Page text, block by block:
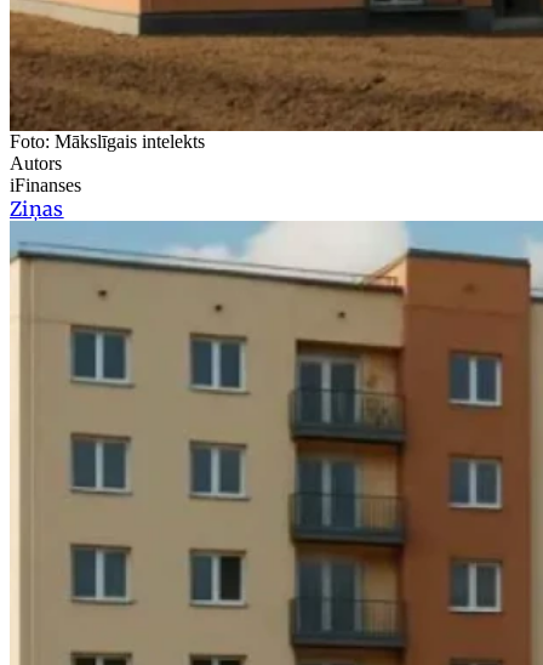
Foto: Mākslīgais intelekts
Autors
iFinanses
Ziņas